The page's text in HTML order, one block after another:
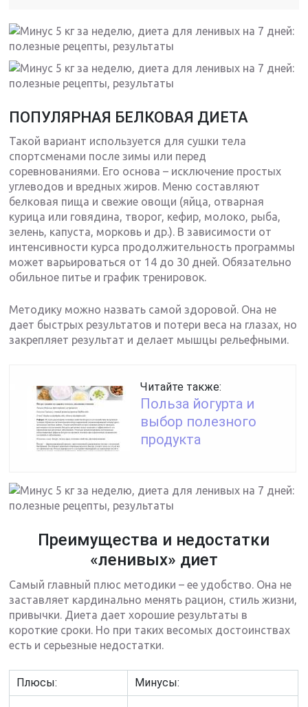
ПОПУЛЯРНАЯ БЕЛКОВАЯ ДИЕТА
Такой вариант используется для сушки тела
спортсменами после зимы или перед
соревнованиями. Его основа – исключение простых
углеводов и вредных жиров. Меню составляют
белковая пища и свежие овощи (яйца, отварная
курица или говядина, творог, кефир, молоко, рыба,
зелень, капуста, морковь и др.). В зависимости от
интенсивности курса продолжительность программы
может варьироваться от 14 до 30 дней. Обязательно
обильное питье и график тренировок.
Методику можно назвать самой здоровой. Она не
дает быстрых результатов и потери веса на глазах, но
закрепляет результат и делает мышцы рельефными.
Читайте также:
Польза йогурта и
выбор полезного
продукта
Преимущества и недостатки
«ленивых» диет
Самый главный плюс методики – ее удобство. Она не
заставляет кардинально менять рацион, стиль жизни,
привычки. Диета дает хорошие результаты в
короткие сроки. Но при таких весомых достоинствах
есть и серьезные недостатки.
Плюсы: Минусы: